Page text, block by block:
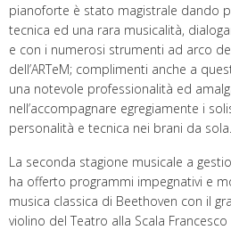
pianoforte è stato magistrale dando
tecnica ed una rara musicalità,
e con i numerosi strumenti ad arco
dell’ARTeM; complimenti anche a
una notevole professionalità ed
nell’accompagnare egregiamente i
personalità e tecnica nei brani da sola.
La seconda stagione musicale a
ha offerto programmi impegnativi e
musica classica di Beethoven con il
violino del Teatro alla Scala